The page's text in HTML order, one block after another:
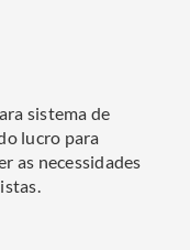
sistema de
lucro para
as necessidades